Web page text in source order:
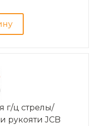
г/ц стрелы/
рукояти JCB